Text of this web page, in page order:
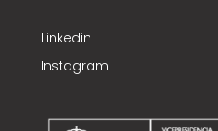
Linkedin
Instagram